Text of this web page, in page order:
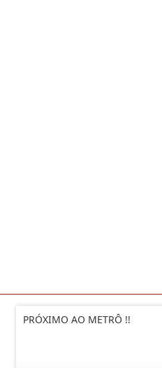
PRÓXIMO AO METRÔ !!